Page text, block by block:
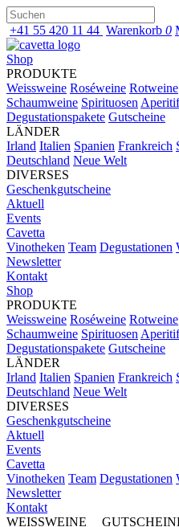
+41 55 420 11 44 Warenkorb 0
Shop
PRODUKTE
Weissweine Roséweine Rotweine
Schaumweine Spirituosen Aperitif
Degustationspakete Gutscheine
LÄNDER
Irland Italien Spanien Frankreich
Deutschland Neue Welt
DIVERSES
Geschenkgutscheine
Aktuell
Events
Cavetta
Vinotheken Team Degustationen
Newsletter
Kontakt
Shop
PRODUKTE
Weissweine Roséweine Rotweine
Schaumweine Spirituosen Aperitif
Degustationspakete Gutscheine
LÄNDER
Irland Italien Spanien Frankreich
Deutschland Neue Welt
DIVERSES
Geschenkgutscheine
Aktuell
Events
Cavetta
Vinotheken Team Degustationen
Newsletter
Kontakt
WEISSWEINE